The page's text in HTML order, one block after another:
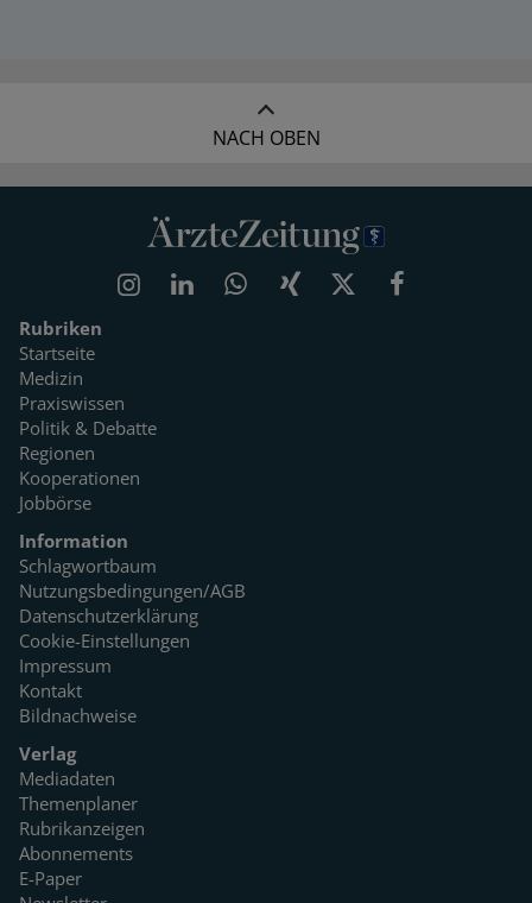
NACH OBEN
Rubriken
Startseite
Medizin
Praxiswissen
Politik & Debatte
Regionen
Kooperationen
Jobbörse
Information
Schlagwortbaum
Nutzungsbedingungen/AGB
Datenschutzerklärung
Cookie-Einstellungen
Impressum
Kontakt
Bildnachweise
Verlag
Mediadaten
Themenplaner
Rubrikanzeigen
Abonnements
E-Paper